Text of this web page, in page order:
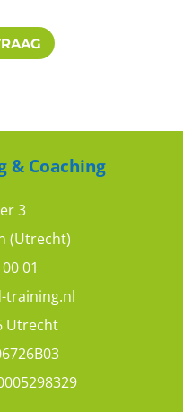
& Coaching
3
(Utrecht)
01
training.nl
Utrecht